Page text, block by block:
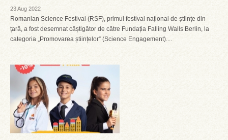
23 Aug 2022
Romanian Science Festival (RSF), primul festival național de științe din
țară, a fost desemnat câștigător de către Fundația Falling Walls Berlin, la
categoria „Promovarea științelor” (Science Engagement)....